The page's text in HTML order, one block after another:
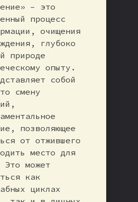
– это
процесс
очищения
глубоко
природе
опыту.
собой
смену
позволяющее
от отжившего
место для
Это может
как
циклах